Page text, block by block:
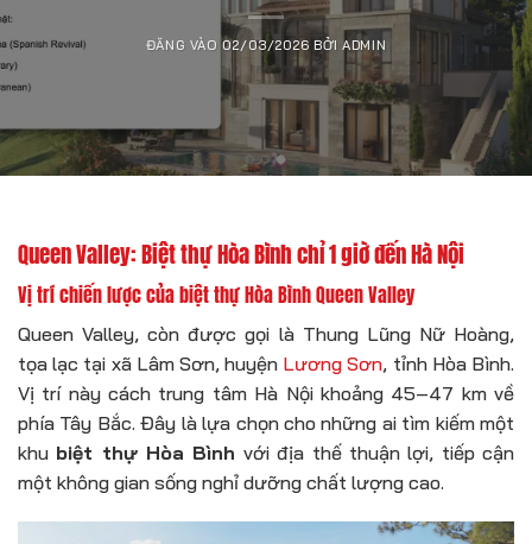
ĐĂNG VÀO 02/03/2026 BỞIADMIN
Queen Valley: Biệt thự Hòa Bình chỉ 1 giờ đến Hà Nội
Vị trí chiến lược của biệt thự Hòa Bình Queen Valley
Queen Valley, còn được gọi là Thung Lũng Nữ Hoàng,
tọa lạc tại xã Lâm Sơn, huyện Lương Sơn, tỉnh Hòa Bình.
Vị trí này cách trung tâm Hà Nội khoảng 45–47 km về
phía Tây Bắc. Đây là lựa chọn cho những ai tìm kiếm một
khu biệt thự Hòa Bình với địa thế thuận lợi, tiếp cận
một không gian sống nghỉ dưỡng chất lượng cao.